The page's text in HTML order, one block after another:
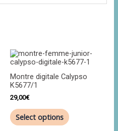
Montre digitale Calypso
K5677/1
29,00€
Select options